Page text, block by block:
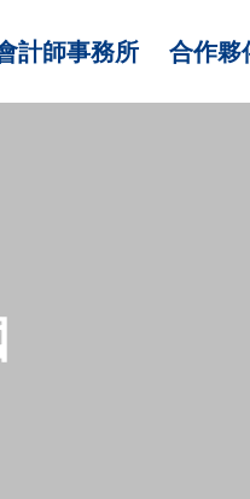
計師事務所 合作夥